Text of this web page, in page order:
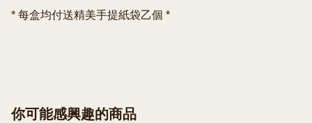
* 每盒均付送精美手提紙袋乙個 *
你可能感興趣的商品